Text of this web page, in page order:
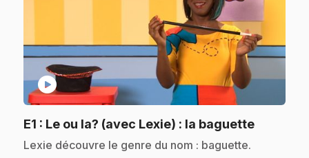
play_circle
E1 : Le ou la? (avec Lexie) : la baguette.
.Lexie découvre le genre du nom : baguette.